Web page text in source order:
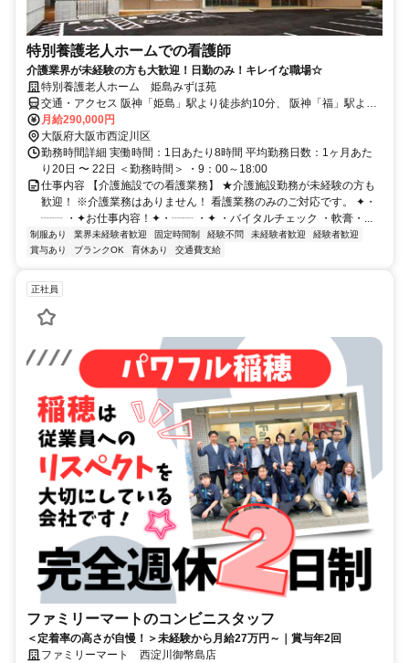
特別養護老人ホームでの看護師
介護業界が未経験の方も大歓迎！日勤のみ！キレイな職場☆
特別養護老人ホーム 姫島みずほ苑
交通・アクセス 阪神「姫島」駅より徒歩約10分、 阪神「福」駅より
徒歩約10分
月給290,000円
大阪府大阪市西淀川区
勤務時間詳細 実働時間：1日あたり8時間 平均勤務日数：1ヶ月あた
り20日 〜 22日 ＜勤務時間＞ ・9：00～18:00
仕事内容 【介護施設での看護業務】 ★介護施設勤務が未経験の方も
歓迎！ ※介護業務はありません！ 看護業務のみのご対応です。 ✦・
┈┈ ・✦お仕事内容！✦・┈┈ ・✦ ・バイタルチェック ・軟膏・...
制服あり 業界未経験者歓迎 固定時間制 経験不問 未経験者歓迎
経験者歓迎
賞与あり
ブランクOK 育休あり 交通費支給
正社員
ファミリーマートのコンビニスタッフ
＜定着率の高さが自慢！＞未経験から月給27万円～｜賞与年2回
ファミリーマート 西淀川御幣島店